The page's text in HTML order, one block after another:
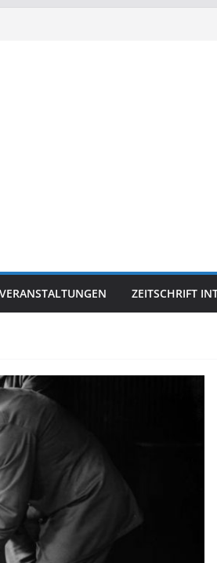
VERANSTALTUNGEN ZEITSCHRIFT